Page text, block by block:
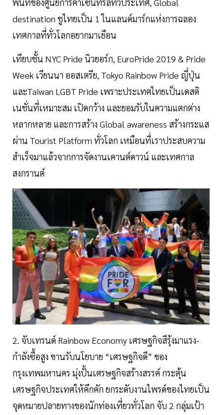
พื้นที่ของศูนย์การค้าเซ็นทรัลทั่วประเทศ, Global
destination ชูไทยเป็น 1 ในแลนด์มาร์กแห่งการฉลอง
เทศกาลที่ทั่วโลกอยากมาเยือน
เทียบชั้น NYC Pride นิวยอร์ก, EuroPride 2019 & Pride
Week เวียนนา ออสเตรีย, Tokyo Rainbow Pride ญี่ปุ่น
และTaiwan LGBT Pride เพราะประเทศไทยเป็นเดสติ
เนชั่นที่เหมาะสม เปิดกว้าง และยอมรับในความแตกต่าง
หลากหลาย และการสร้าง Global awareness สร้างกระแส
ผ่าน Tourist Platform ทั่วโลก เหมือนที่เราประสบความ
สำเร็จมาแล้วจากการจัดงานเคานต์ดาวน์ และเทศกาล
สงกรานต์
2. จับเทรนด์ Rainbow Economy เศรษฐกิจสีรุ้งมาแรง-
กำลังซื้อสูง ขานรับนโยบาย “เศรษฐกิจดี” ของ
กรุงเทพมหานคร มุ่งปั้นเศรษฐกิจสร้างสรรค์ กระตุ้น
เศรษฐกิจประเทศให้คึกคัก ยกระดับงานไพรด์ของไทยเป็น
จุดหมายปลายทางของนักท่องเที่ยวทั่วโลก จับ 2 กลุ่มเป้า